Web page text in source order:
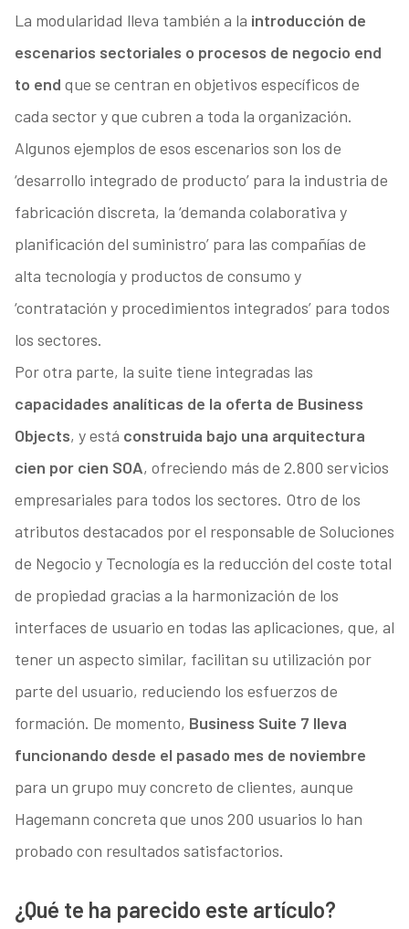
La modularidad lleva también a la introducción de
escenarios sectoriales o procesos de negocio end
to end que se centran en objetivos específicos de
cada sector y que cubren a toda la organización.
Algunos ejemplos de esos escenarios son los de
‘desarrollo integrado de producto’ para la industria de
fabricación discreta, la ‘demanda colaborativa y
planificación del suministro’ para las compañías de
alta tecnología y productos de consumo y
‘contratación y procedimientos integrados’ para todos
los sectores.
Por otra parte, la suite tiene integradas las
capacidades analíticas de la oferta de Business
Objects, y está construida bajo una arquitectura
cien por cien SOA, ofreciendo más de 2.800 servicios
empresariales para todos los sectores. Otro de los
atributos destacados por el responsable de Soluciones
de Negocio y Tecnología es la reducción del coste total
de propiedad gracias a la harmonización de los
interfaces de usuario en todas las aplicaciones, que, al
tener un aspecto similar, facilitan su utilización por
parte del usuario, reduciendo los esfuerzos de
formación. De momento, Business Suite 7 lleva
funcionando desde el pasado mes de noviembre
para un grupo muy concreto de clientes, aunque
Hagemann concreta que unos 200 usuarios lo han
probado con resultados satisfactorios.
¿Qué te ha parecido este artículo?